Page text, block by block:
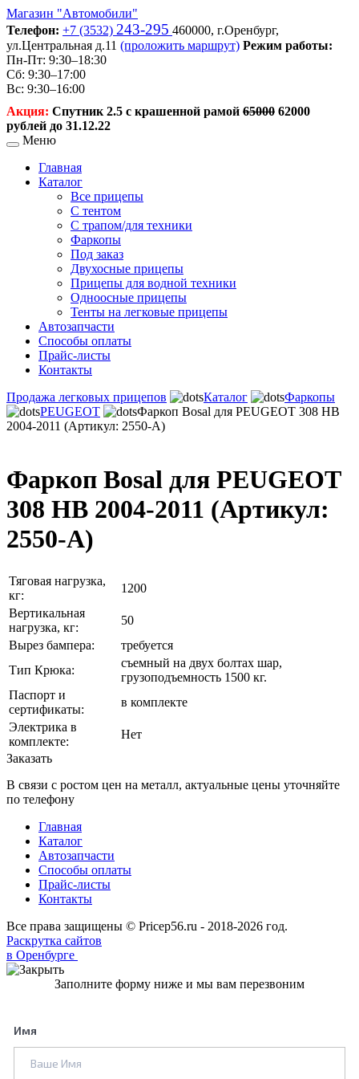
Магазин "Автомобили"
Телефон: +7 (3532) 243-295 460000, г.Оренбург,
ул.Центральная д.11 (проложить маршрут) Режим работы:
Пн-Пт: 9:30–18:30
Сб: 9:30–17:00
Вс: 9:30–16:00
Акция: Спутник 2.5 с крашенной рамой 65000 62000
рублей до 31.12.22
Меню
Главная
Каталог
Все прицепы
С тентом
С трапом/для техники
Фаркопы
Под заказ
Двухосные прицепы
Прицепы для водной техники
Одноосные прицепы
Тенты на легковые прицепы
Автозапчасти
Способы оплаты
Прайс-листы
Контакты
Продажа легковых прицепов
Каталог
Фаркопы
PEUGEOT
Фаркоп Bosal для PEUGEOT 308 HB
2004-2011 (Артикул: 2550-A)
Фаркоп Bosal для PEUGEOT
308 HB 2004-2011 (Артикул:
2550-A)
Тяговая нагрузка,
кг:
1200
Вертикальная
нагрузка, кг:
50
Вырез бампера:
требуется
Тип Крюка:
съемный на двух болтах шар,
грузоподъемность 1500 кг.
Паспорт и
сертификаты:
в комплекте
Электрика в
комплекте:
Нет
Заказать
В связи с ростом цен на металл, актуальные цены уточняйте
по телефону
Главная
Каталог
Автозапчасти
Способы оплаты
Прайс-листы
Контакты
Все права защищены © Pricep56.ru - 2018-2026 год.
Раскрутка сайтов
в Оренбурге
Заполните форму ниже и мы вам перезвоним
Имя